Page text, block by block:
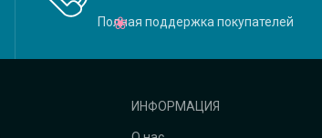
Полная поддержка покупателей
ИНФОРМАЦИЯ